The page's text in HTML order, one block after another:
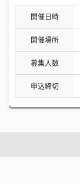
開催日時
開催場所
募集人数
申込締切